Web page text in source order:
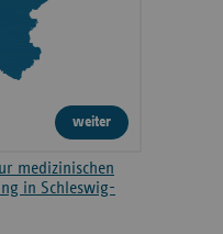
weiter
medizinischen
in Schleswig-